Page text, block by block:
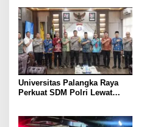
Universitas Palangka Raya
Perkuat SDM Polri Lewat